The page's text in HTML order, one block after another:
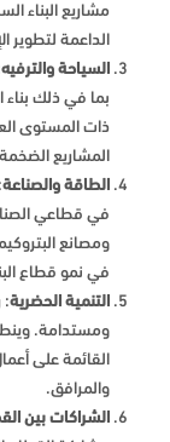
مشاريع البناء
الداعمة لتطوير
السياحة والترفيه
بما في ذلك بناء
ذات المستوى
المشاريع
الطاقة والصناعة
في قطاعي
ومصانع
في نمو قطاع
التنمية الحضرية
ومستدامة.
القائمة على
والمرافق.
الشراكات بين